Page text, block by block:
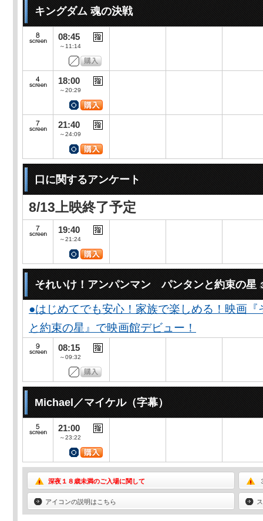
キングダム 魂の決戦
08:45
～11:14
18:00
～20:29
21:40
～24:09
口に関するアンケート
8/13上映終了予定
19:40
～21:24
それいけ！アンパンマン パンタンと約束の星
●はじめてでも安心！家族で楽しめる！映画
と約束の星』で映画館デビュー！
08:15
～09:32
Michael／マイケル（字幕）
21:00
～23:22
深夜１８歳未満のご入場に関して
アイコンの説明はこちら